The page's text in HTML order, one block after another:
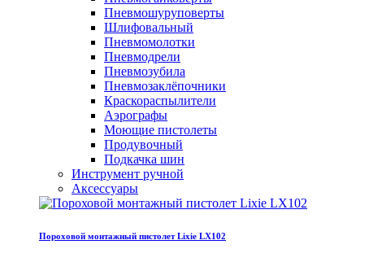
Пневмошуруповерты
Шлифовальный
Пневмомолотки
Пневмодрели
Пневмозубила
Пневмозаклёпочники
Краскораспылители
Аэрографы
Моющие пистолеты
Продувочный
Подкачка шин
Инструмент ручной
Аксессуары
Пороховой монтажный пистолет Lixie LX102